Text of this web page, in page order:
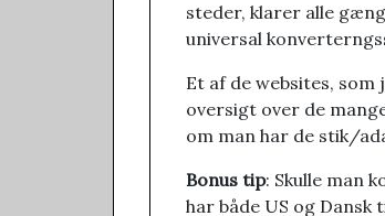
steder, klarer alle
universal
Et af de websites,
oversigt over de
om man har de stik/
Bonus tip: Skulle man
har både US og